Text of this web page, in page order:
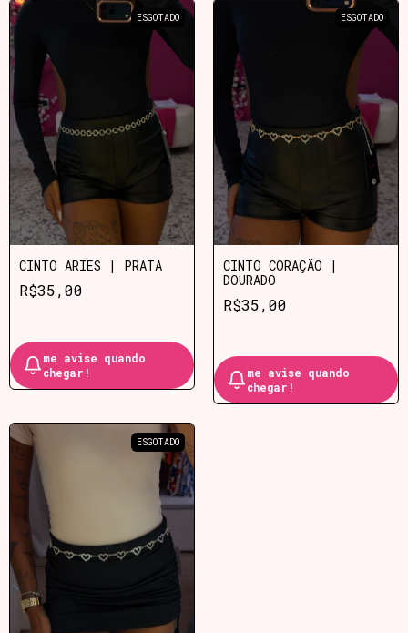
ESGOTADO
CINTO ARIES | PRATA
R$35,00
me avise quando
chegar!
ESGOTADO
CINTO CORAÇÃO |
DOURADO
R$35,00
me avise quando
chegar!
ESGOTADO